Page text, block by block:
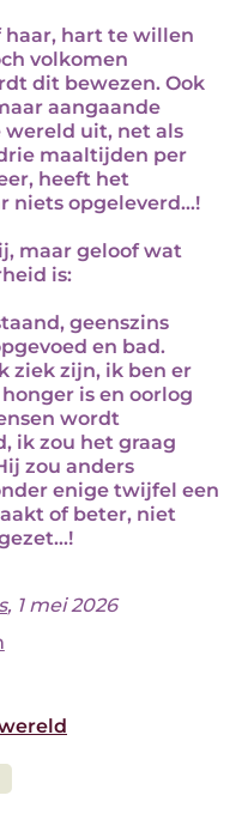
haar, hart te willen
volkomen
dit bewezen. Ook
aangaande
uit, net als
maaltijden per
heeft het
niets opgeleverd...!
maar geloof wat
is:
geenszins
en bad.
ziek zijn, ik ben er
is en oorlog
wordt
ik zou het graag
zou anders
enige twijfel een
of beter, niet
, 1 mei 2026